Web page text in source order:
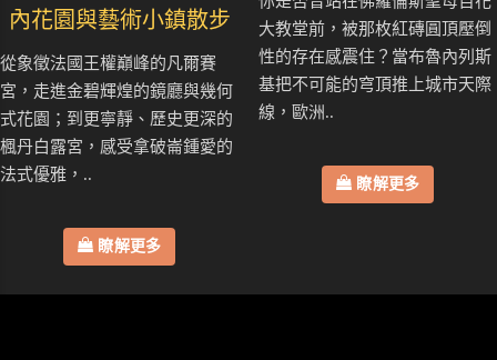
內花園與藝術小鎮散步
從象徵法國王權巔峰的凡爾賽
宮，走進金碧輝煌的鏡廳與幾何
式花園；到更寧靜、歷史更深的
楓丹白露宮，感受拿破崙鍾愛的
法式優雅，..
瞭解更多
大教堂前，被那枚紅磚圓頂壓倒
性的存在感震住？當布魯內列斯
基把不可能的穹頂推上城市天際
線，歐洲..
瞭解更多